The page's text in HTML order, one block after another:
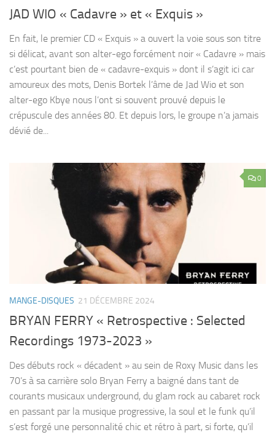
JAD WIO « Cadavre » et « Exquis »
En fait, le premier CD « Exquis » a ouvert la voie sous son titre
si délicat, avant son alter-ego forcément noir « Cadavre » mais
c’est pourtant bien de « cadavre-exquis » dont il s’agit ici car
amoureux des mots, Denis Bortek l’âme de Jad Wio et son
alter-ego Kbye nous l’ont si souvent prouvé depuis le
crépuscule des années 80. Et depuis lors, le groupe n’a jamais
dévié de...
0
MANGE-DISQUES 21 DÉCEMBRE 2024
BRYAN FERRY « Retrospective : Selected
Recordings 1973-2023 »
Des débuts rock « décadent » au sein de Roxy Music dans les
70’s à sa carrière solo Bryan Ferry a baigné dans tant de
courants musicaux underground, du glam rock au cabaret rock
en passant par la musique progressive, la soul et le funk qu’il
s’est forgé une personnalité chic et rétro à part, si forte, qu’il